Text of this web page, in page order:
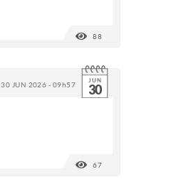
88
30 JUN 2026 - 09h57 JUN
30
67